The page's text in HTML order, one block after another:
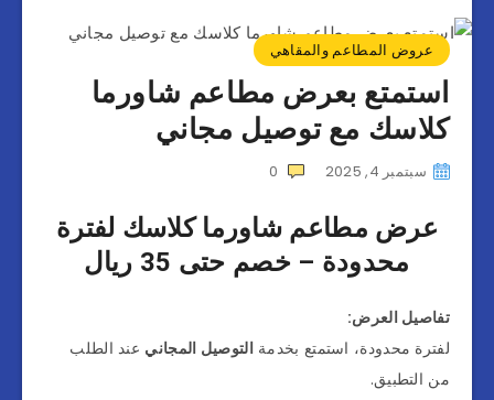
عروض المطاعم والمقاهي
استمتع بعرض مطاعم شاورما
كلاسك مع توصيل مجاني
سبتمبر 4, 2025 0
عرض مطاعم شاورما كلاسك لفترة
محدودة – خصم حتى 35 ريال
تفاصيل العرض:
لفترة محدودة، استمتع بخدمةالتوصيل المجاني عند الطلب
من التطبيق.